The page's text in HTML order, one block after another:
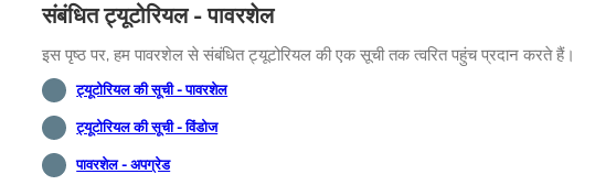
संबंधित ट्यूटोरियल - पावरशेल
इस पृष्ठ पर, हम पावरशेल से संबंधित ट्यूटोरियल की एक सूची तक त्वरित पहुंच प्रदान करते हैं।
ट्यूटोरियल की सूची - पावरशेल
ट्यूटोरियल की सूची - विंडोज
पावरशेल - अपग्रेड